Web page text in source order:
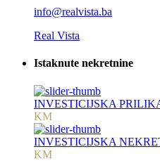
info@realvista.ba
Real Vista
Istaknute nekretnine
INVESTICIJSKA
KM
INVESTICIJSKA
KM